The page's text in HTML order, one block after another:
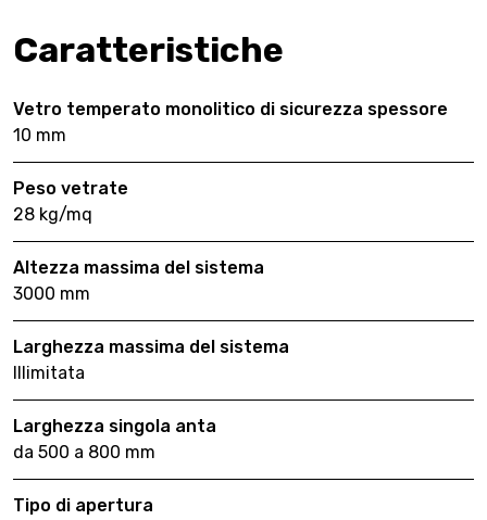
Caratteristiche
Vetro temperato monolitico di sicurezza spessore
10 mm
Peso vetrate
28 kg/mq
Altezza massima del sistema
3000 mm
Larghezza massima del sistema
Illimitata
Larghezza singola anta
da 500 a 800 mm
Tipo di apertura